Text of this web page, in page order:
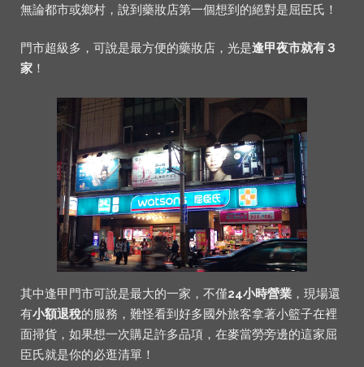
無論都市或鄉村，說到藥妝店第一個想到的絕對是屈臣氏！
門市超級多，可說是最方便的藥妝店，光是逢甲夜市就有３
家 ！
其中逢甲門市可說是最大的一家，不僅24小時營業 ，現場還
有小額退稅的服務，難怪看到好多國外旅客拿著小籃子在裡
面掃貨，如果想一次購足許多品項，在麥當勞旁邊的這家屈
臣氏就是你的必逛清單！